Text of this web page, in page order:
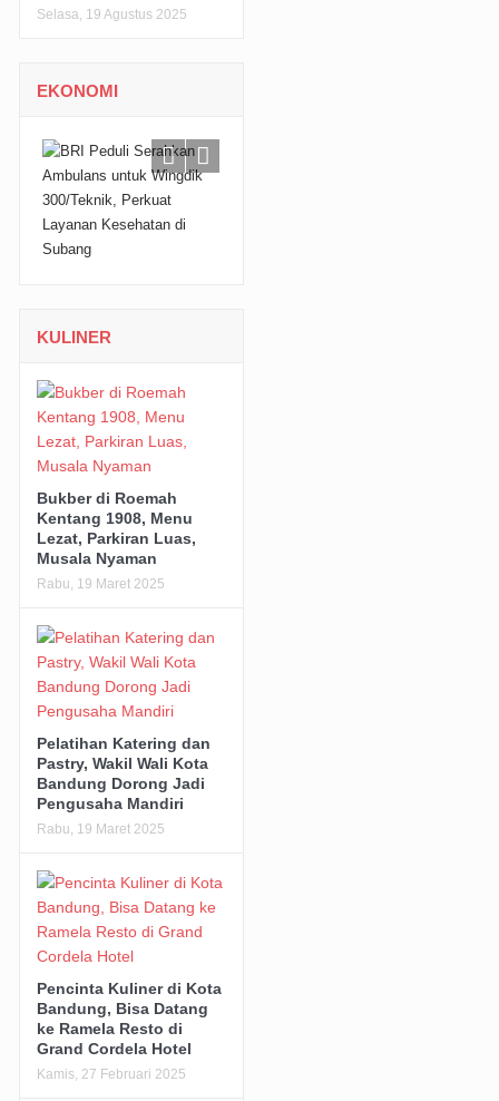
Selasa, 19 Agustus 2025
EKONOMI
KULINER
Bukber di Roemah
Kentang 1908, Menu
Lezat, Parkiran Luas,
Musala Nyaman
Rabu, 19 Maret 2025
Pelatihan Katering dan
Pastry, Wakil Wali Kota
Bandung Dorong Jadi
Pengusaha Mandiri
Rabu, 19 Maret 2025
Pencinta Kuliner di Kota
Bandung, Bisa Datang
ke Ramela Resto di
Grand Cordela Hotel
Kamis, 27 Februari 2025